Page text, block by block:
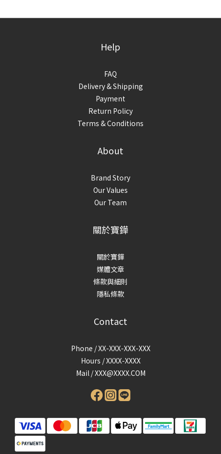
Help
FAQ
Delivery & Shipping
Payment
Return Policy
Terms & Conditions
About
Brand Story
Our Values
Our Team
關於寶鏵
關於寶鏵
媒體文章
條款與細則
隱私條款
Contact
Phone / XX-XXX-XXX-XXX
Hours / XXXX-XXXX
Mail /XXX@XXXX.COM